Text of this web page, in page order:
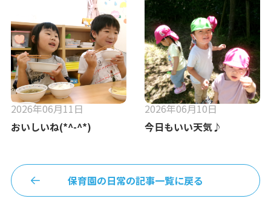
2026年06月11日
おいしいね(*^-^*)
2026年06月10日
今日もいい天気♪
保育園の日常の記事一覧に戻る